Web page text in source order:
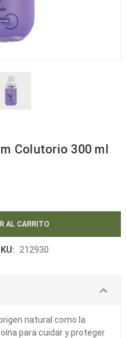
Colutorio 300 ml
212930
natural como la
para cuidar y proteger